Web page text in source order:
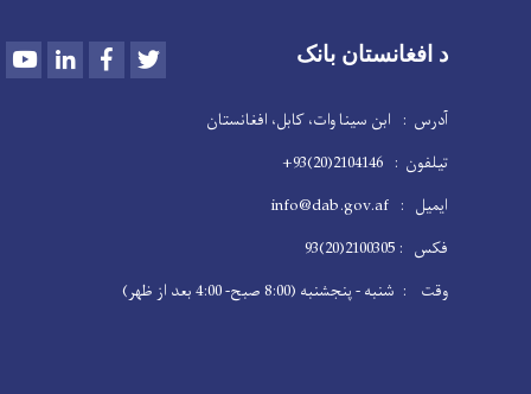
د افغانستان بانک YoutubeLinkedInFacebook
آدرس : ابن سینا وات، کابل، افغانستان
تیلفون : 2104146(20)93+
ایمیل : info@dab.gov.af
فکس : 2100305(20)93
وقت : شنبه - پنجشنبه (8:00 صبح- 4:00 بعد از ظهر)